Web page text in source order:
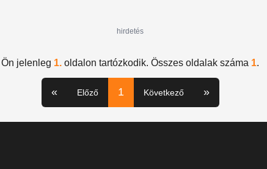
hirdetés
Ön jelenleg 1. oldalon tartózkodik. Összes oldalak száma 1.
« Előző 1 Következő »